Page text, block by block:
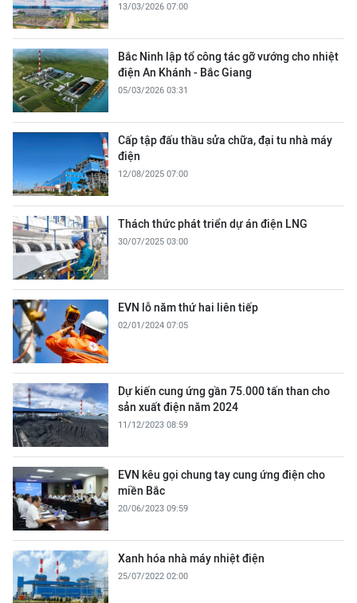
13/03/2026 07:00
Bắc Ninh lập tổ công tác gỡ vướng cho nhiệt
điện An Khánh - Bắc Giang
05/03/2026 03:31
Cấp tập đấu thầu sửa chữa, đại tu nhà máy
điện
12/08/2025 07:00
Thách thức phát triển dự án điện LNG
30/07/2025 03:00
EVN lỗ năm thứ hai liên tiếp
02/01/2024 07:05
Dự kiến cung ứng gần 75.000 tấn than cho
sản xuất điện năm 2024
11/12/2023 08:59
EVN kêu gọi chung tay cung ứng điện cho
miền Bắc
20/06/2023 09:59
Xanh hóa nhà máy nhiệt điện
25/07/2022 02:00